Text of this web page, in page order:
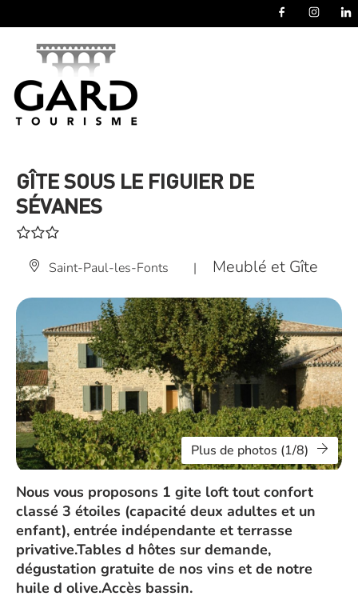
GÎTE SOUS LE FIGUIER DE
SÉVANES
Saint-Paul-les-Fonts | Meublé et Gîte
Plus de photos (1/8)
Nous vous proposons 1 gite loft tout confort
classé 3 étoiles (capacité deux adultes et un
enfant), entrée indépendante et terrasse
privative.Tables d hôtes sur demande,
dégustation gratuite de nos vins et de notre
huile d olive.Accès bassin.